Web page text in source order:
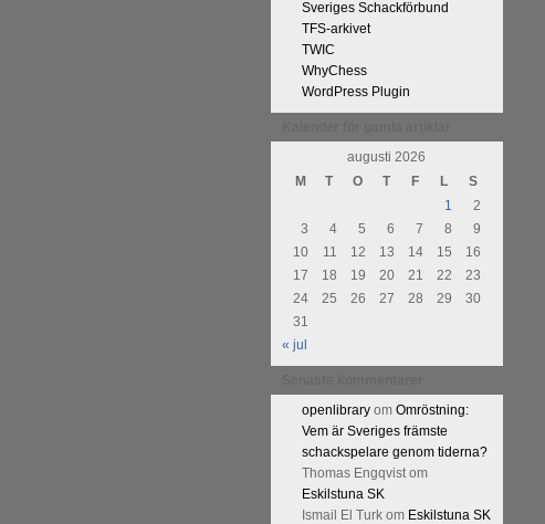
Sveriges Schackförbund
TFS-arkivet
TWIC
WhyChess
WordPress Plugin
augusti 2026
M
T O T F L
S
1
2
3
4 5 6 7 8
9
10
11 12 13 14 15
16
17
18 19 20 21 22
23
24
25 26 27 28 29
30
31
« jul
openlibraryom Omröstning:
Vem är Sveriges främste
schackspelare genom tiderna?
Thomas Engqvistom
Eskilstuna SK
Ismail El Turkom Eskilstuna SK